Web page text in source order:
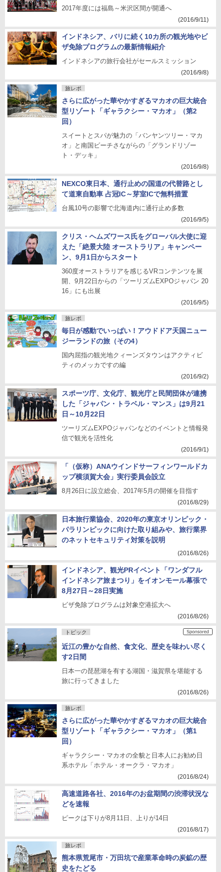
2017年度には福島～米沢区間が開通へ
(2016/9/11)
インドネシア、バリに続く10カ所の観光地やビ
ザ免除プログラムの最新情報紹介
インドネシアの旅行会社がセールスミッション
(2016/9/8)
旅レポ
さらに広がった華やかすぎるマカオの巨大統合
型リゾート「ギャラクシー・マカオ」（第2
回）
スイートとスパが魅力の「バンヤンツリー・マカ
オ」と南国ビーチさながらの「グランドリゾー
ト・デッキ」
(2016/9/8)
NEXCO東日本、通行止めの国道の代替路とし
て道東自動車 占冠IC～芽室ICで無料措置
台風10号の影響で北海道内に通行止め多数
(2016/9/5)
クリス・ヘムズワース氏をグローバル大使に迎
えた「絶景大陸 オーストラリア」キャンペー
ン、9月1日からスタート
360度オーストラリアを感じるVRコンテンツを展
開、9月22日からの「ツーリズムEXPOジャパン 20
16」にも出展
(2016/9/5)
旅レポ
毎日が感動でいっぱい！アウドドア天国ニュー
ジーランドの旅（その4）
国内屈指の観光地クィーンズタウンはアクティビ
ティのメッカですの編
(2016/9/2)
スポーツ庁、文化庁、観光庁と民間団体が連携
した「ジャパン・トラベル・マンス」は9月21
日～10月22日
ツーリズムEXPOジャパンなどのイベントと情報発
信で観光を活性化
(2016/9/1)
「（仮称）ANAウインドサーフィンワールドカ
ップ横須賀大会」実行委員会設立
8月26日に設立総会、2017年5月の開催を目指す
(2016/8/29)
日本旅行業協会、2020年の東京オリンピック・
パラリンピックに向けた取り組みや、旅行業界
のネットセキュリティ対策を説明
(2016/8/26)
インドネシア、観光PRイベント「ワンダフル
インドネシア旅まつり」をイオンモール幕張で
8月27日～28日実施
ビザ免除プログラムは対象空港拡大へ
(2016/8/26)
トピック
近江の豊かな自然、食文化、歴史を味わい尽く
す2日間
日本一の琵琶湖を有する湖国・滋賀県を堪能する
旅に行ってきました
(2016/8/26)
旅レポ
さらに広がった華やかすぎるマカオの巨大統合
型リゾート「ギャラクシー・マカオ」（第1
回）
ギャラクシー・マカオの全貌と日本人にお勧め日
系ホテル「ホテル・オークラ・マカオ」
(2016/8/24)
高速道路各社、2016年のお盆期間の渋滞状況な
どを速報
ピークは下りが8月11日、上りが14日
(2016/8/17)
旅レポ
熊本県荒尾市・万田坑で産業革命時の炭鉱の歴
史をたどる